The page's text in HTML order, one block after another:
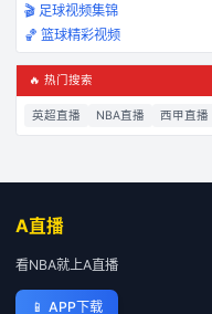
🎬 足球视频集锦
🏀 篮球精彩视频
🔥 热门搜索
英超直播 NBA直播 西甲直播
A直播
看NBA就上A直播
📱 APP下载